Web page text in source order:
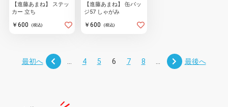
【進藤あまね】 ステッ
カー 立ち
￥600 (税込)
【進藤あまね】 缶バッ
ジ57 しゃがみ
￥600 (税込)
最初へ 4 5 6 7 8 最後へ